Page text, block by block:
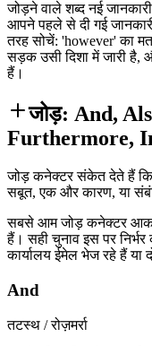
जोड़ने वाले शब्द नई
आपने पहले से दी गई
तरह सोचें: 'however' का
सड़क उसी दिशा में जारी
हैं।
जोड़: And,
Furthermore,
जोड़ कनेक्टर संकेत देते हैं कि
सबूत, एक और कारण, या
सबसे आम जोड़ कनेक्टर
हैं। सही चुनाव इस पर
कार्यालय ईमेल भेज रहे हैं या
And
तटस्थ / रोज़मर्रा